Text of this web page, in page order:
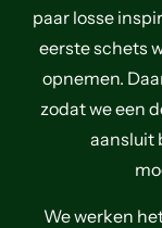
paar losse
eerste schets
opnemen.
zodat we een
aansluit
We werken